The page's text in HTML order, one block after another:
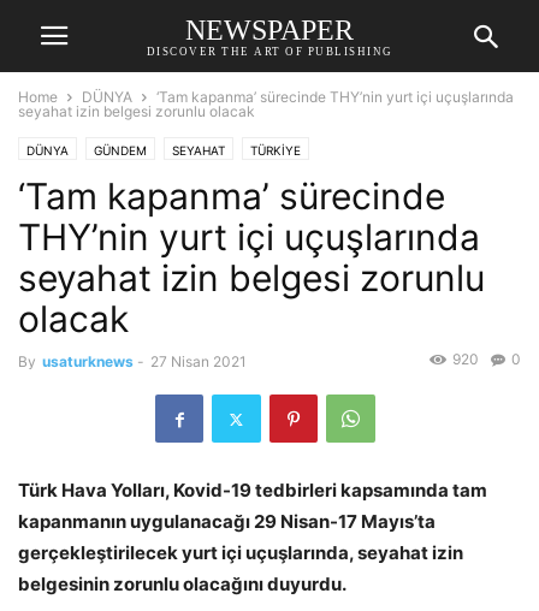
NEWSPAPER
DISCOVER THE ART OF PUBLISHING
Home DÜNYA
‘Tam kapanma’ sürecinde THY’nin yurt içi uçuşlarında
seyahat izin belgesi zorunlu olacak
DÜNYA GÜNDEM SEYAHAT TÜRKİYE
‘Tam kapanma’ sürecinde
THY’nin yurt içi uçuşlarında
seyahat izin belgesi zorunlu
olacak
By usaturknews - 27 Nisan 2021 0
920
Türk Hava Yolları, Kovid-19 tedbirleri kapsamında tam
kapanmanın uygulanacağı 29 Nisan-17 Mayıs’ta
gerçekleştirilecek yurt içi uçuşlarında, seyahat izin
belgesinin zorunlu olacağını duyurdu.